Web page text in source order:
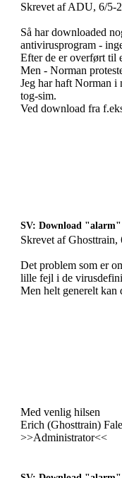
Skrevet af ADU, 6/5-
Så har downloaded
antivirusprogram -
Efter de er overført til
Men - Norman
Jeg har haft Norman i
tog-sim.
Ved download fra
SV: Download "alarm"
Skrevet af
Det problem som er
lille fejl i de
Men helt generelt
Med venlig hilsen
Erich (Ghosttrain)
>>Administrator<<